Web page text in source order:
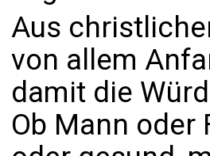
Aus
von allem
damit die
Ob Mann oder